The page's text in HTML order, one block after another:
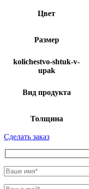
Цвет
Размер
kolichestvo-shtuk-v-
upak
Вид продукта
Толщина
Сделать заказ